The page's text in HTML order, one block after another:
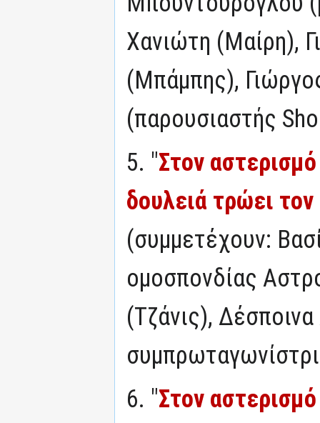
Χανιώτη (Μαίρη),
(Μπάμπης),
(παρουσιαστής
5. "Στον
δουλειά τρώει
(συμμετέχουν:
ομοσπονδίας
(Τζάνις),
6. "Στον